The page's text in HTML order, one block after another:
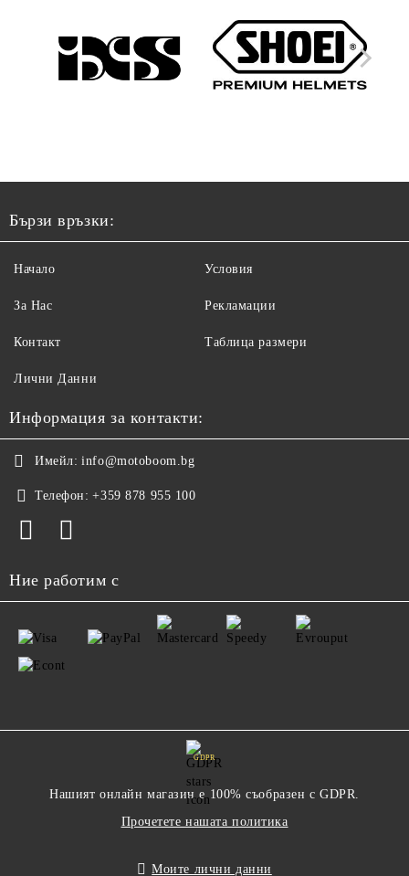
Бързи връзки:
Начало
За Нас
Контакт
Лични Данни
Условия
Рекламации
Таблица размери
Информация за контакти:
Имейл: info@motoboom.bg
Телефон: +359 878 955 100
Ние работим с
GDPR
Нашият онлайн магазин е 100% съобразен с GDPR.
Прочетете нашата политика
Моите лични данни